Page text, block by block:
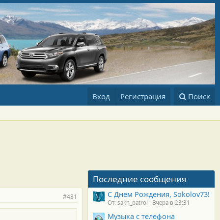
Вход Регистрация Поиск
#481
Последние сообщения
С Днем Рождения, Sokolov73!
От: sakh_patrol Вчера в 23:31
Музыка с телефона